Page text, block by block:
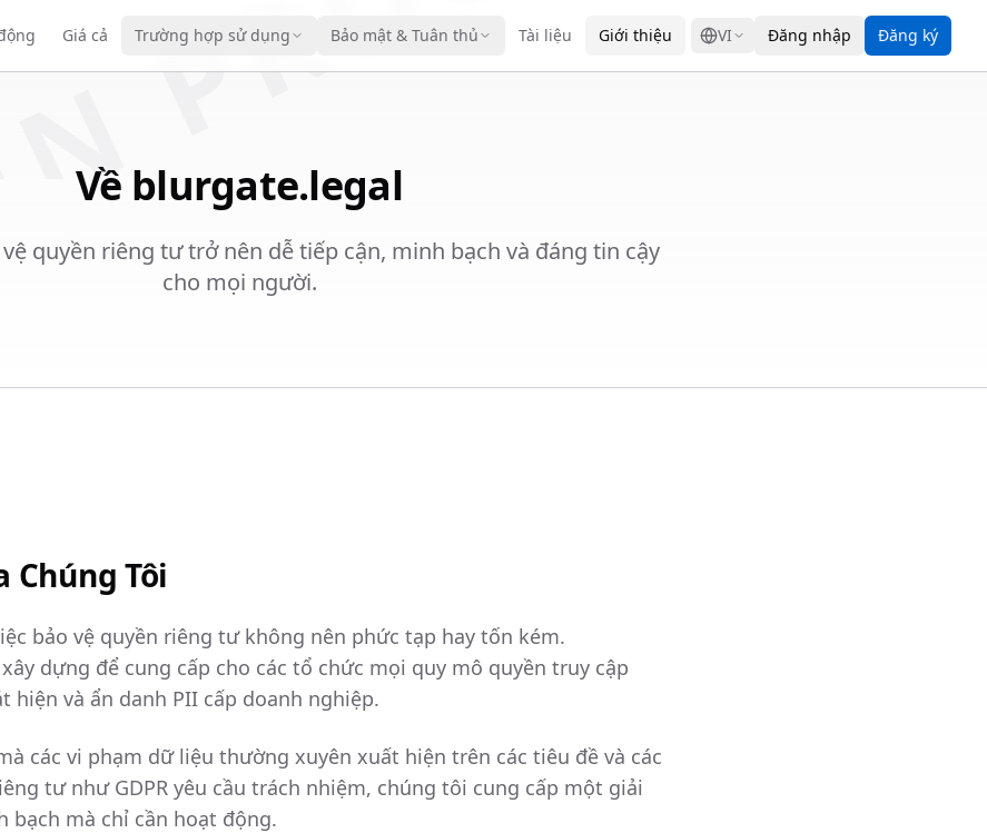
Giá cả Trường hợp sử dụng Bảo mật & Tuân thủ Tài liệu Giới thiệu VI Đăng nhập Đăng ký
Về blurgate.legal
quyền riêng tư trở nên dễ tiếp cận, minh bạch và đáng tin cậy
cho mọi người.
Chúng Tôi
bảo vệ quyền riêng tư không nên phức tạp hay tốn kém.
dựng để cung cấp cho các tổ chức mọi quy mô quyền truy cập
hiện và ẩn danh PII cấp doanh nghiệp.
các vi phạm dữ liệu thường xuyên xuất hiện trên các tiêu đề và các
tư như GDPR yêu cầu trách nhiệm, chúng tôi cung cấp một giải
bạch mà chỉ cần hoạt động.